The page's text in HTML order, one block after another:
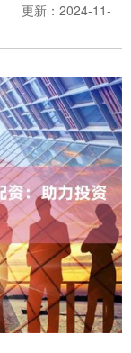
更新：2024-11-